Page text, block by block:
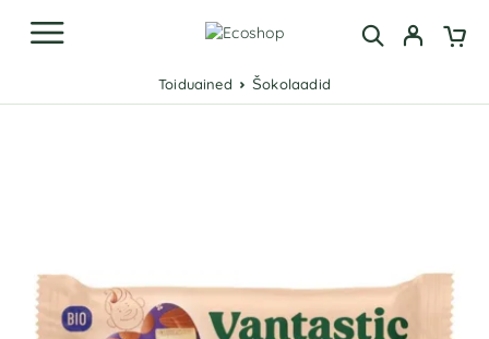
Toiduained Šokolaadid